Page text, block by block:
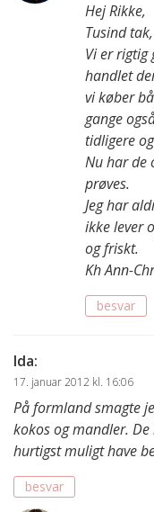
Hej Rikke,
Tusind
Vi er rigtig
handlet
vi køber
gange
tidligere
Nu har de
prøves.
Jeg har
ikke lever
og friskt.
Kh Ann-
besvar
Ida:
17. januar 2012 kl. 16:06
På formland smagte
kokos og mandler.
hurtigst muligt have
besvar